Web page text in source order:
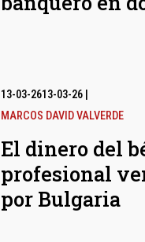
13-03-2613-03-26
MARCOS DAVID VALVERDE
El dinero del
profesional
por Bulgaria